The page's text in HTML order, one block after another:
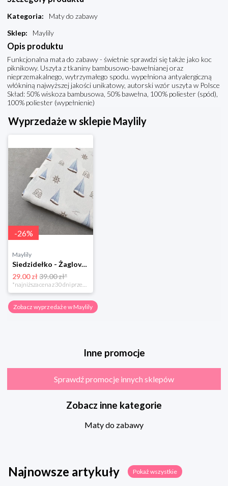
Kategoria:
Maty do zabawy
Sklep: Maylily
Opis produktu
Funkcjonalna mata do zabawy - świetnie sprawdzi się także jako koc
piknikowy. Uszyta z tkaniny bambusowo-bawełnianej oraz
nieprzemakalnego, wytrzymałego spodu. wypełniona antyalergiczną
włókniną najwyższej jakości unikatowy, autorski wzór uszyta w Polsce
Skład: 50% wiskoza bambusowa, 50% bawełna, 100% poliester (spód),
100% poliester (wypełnienie)
Wyprzedaże w sklepie Maylily
-26%
Maylily
Siedzidełko - Żaglove - OUTLET
29.00 zł39.00 zł*
*najniższa cena z 30 dni przed obniżką
Zobacz wyprzedaże w Maylily
Inne promocje
Sprawdź promocje innych sklepów
Zobacz inne kategorie
Maty do zabawy
Najnowsze artykuły Pokaż wszystkie